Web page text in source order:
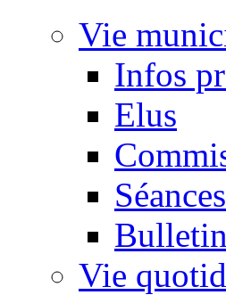
Vie
Infos
Elus
Vie